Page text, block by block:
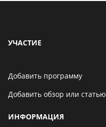
УЧАСТИЕ
Добавить программу
Добавить обзор или статью
ИНФОРМАЦИЯ